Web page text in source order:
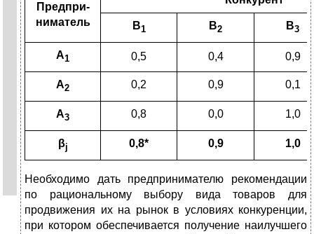
Предпри­
ниматель
B1 B2 B3
A1 0,5 0,4 0,9
A2 0,2 0,9 0,1
A3 0,8 0,0 1,0
βj 0,8* 0,9 1,0
Необходимо дать предпринимателю рекомендации
по раци­ональному выбору вида товаров для
продвижения их на рынок в условиях конкуренции,
при котором обеспечивается получение наилучшего